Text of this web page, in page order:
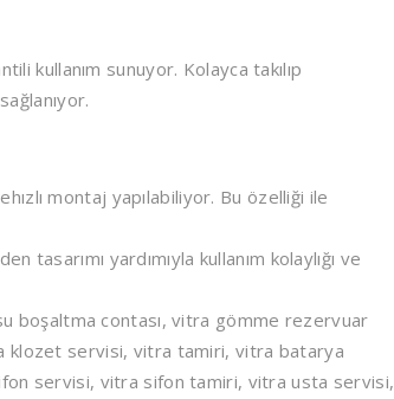
kullanım sunuyor. Kolayca takılıp
montaj yapılabiliyor. Bu özelliği ile
yardımıyla kullanım kolaylığı ve
boşaltma contası, vitra gömme rezervuar
klozet servisi, vitra tamiri, vitra batarya
servisi, vitra sifon tamiri, vitra usta servisi,